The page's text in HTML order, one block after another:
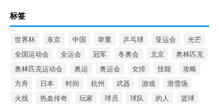
标签
世界杯 东京 中国 举重 乒乓球 亚运会
光芒
全国运动会
全运会 冠军 冬奥会 北京
奥林匹克
奥林匹克运动会
奥运 奥运会 女排 技能
攻略
方舟
日本 时间 杭州 武器 游戏
滑雪场
火线
热血传奇 玩家 球员 球队 的人
篮球